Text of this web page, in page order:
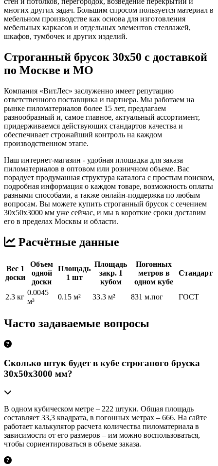
многих других задач. Большим спросом пользуется материал в
мебельном производстве как основа для изготовления
мебельных каркасов и отдельных элементов стеллажей,
шкафов, тумбочек и других изделий.
Строганный брусок 30х50 с доставкой
по Москве и МО
Компания «ВитЛес» заслуженно имеет репутацию
ответственного поставщика и партнера. Мы работаем на
рынке пиломатериалов более 15 лет, предлагаем
разнообразный и, самое главное, актуальный ассортимент,
придерживаемся действующих стандартов качества и
обеспечивает строжайший контроль на каждом
производственном этапе.
Наш интернет-магазин - удобная площадка для заказа
пиломатериалов в оптовом или розничном объеме. Вас
порадует продуманная структура каталога с простым поиском,
подробная информация о каждом товаре, возможность оплаты
разными способами, а также онлайн-поддержка по любым
вопросам. Вы можете купить строганный брусок с сечением
30х50х3000 мм уже сейчас, и мы в короткие сроки доставим
его в пределах Москвы и области.
Расчётные данные
Вес 1
доски
Объем
одной
доски
Площадь
1 шт
Площадь
закр. 1
кубом
Погонных
метров в
одном кубе
Стандарт
2.3 кг
0.0045
м³
0.15 м² 33.3 м² 831 м.пог ГОСТ
Часто задаваемые вопросы
Сколько штук будет в кубе строганого бруска
30х50х3000 мм?
В одном кубическом метре – 222 штуки. Общая площадь
составляет 33,3 квадрата, в погонных метрах – 666. На сайте
работает калькулятор расчета количества пиломатериала в
зависимости от его размеров – им можно воспользоваться,
чтобы сориентироваться в объеме заказа.